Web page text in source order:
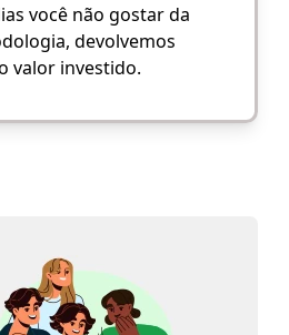
você não gostar da
devolvemos
valor investido.